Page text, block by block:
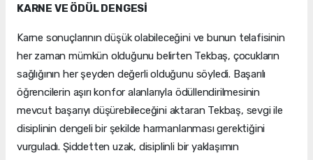
KARNE VE ÖDÜL DENGESİ
Karne sonuçlarının düşük olabileceğini ve bunun telafisinin
her zaman mümkün olduğunu belirten Tekbaş, çocukların
sağlığının her şeyden değerli olduğunu söyledi. Başarılı
öğrencilerin aşırı konfor alanlarıyla ödüllendirilmesinin
mevcut başarıyı düşürebileceğini aktaran Tekbaş, sevgi ile
disiplinin dengeli bir şekilde harmanlanması gerektiğini
vurguladı. Şiddetten uzak, disiplinli bir yaklaşımın